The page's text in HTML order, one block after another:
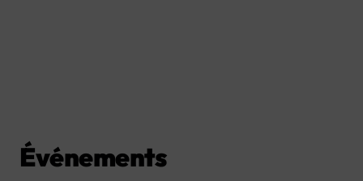
Événements